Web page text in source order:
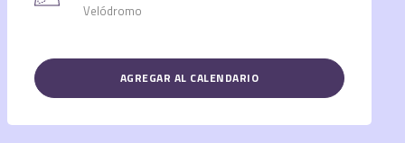
Velódromo
AGREGAR AL CALENDARIO